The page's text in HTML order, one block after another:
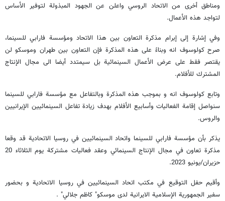
ومناطق أخرى من الاتحاد الروسي واعلن عن الجهود المبذولة لتوفير الأساس
لتواجد هذه الأعمال.
وفي إشارة إلى إبرام مذكرة التعاون بين هذا الاتحاد ومؤسسة فارابي للسينما،
صرح كولوسوف انه وبناءً على هذه المذكرة فإن التعاون بين طهران وموسكو لن
يقتصر فقط على عرض الأعمال السينمائية بل سيمتدد أيضا الى مجال الإنتاج
المشترك للأفلام.
وتابع كولوسوف انه و بموجب هذه المذكرة وبالتفاعل مع مؤسسة فارابي للسينما
سنواصل إقامة الفعاليات وأسابيع الأفلام بهدف زيادة تفاعل السينمائيين الإيرانيين
والروس.
يذكر بأن مؤسسة فارابي للسينما واتحاد السينمائيين في روسيا الاتحادية قد وقعا
مذكرة تعاون في مجال الإنتاج السينمائي وعقد فعاليات مشتركة يوم الثلاثاء 20
حزيران/يونيو 2023.
وأقيم حفل التوقيع في مكتب اتحاد السينمائيين في روسيا الاتحادية و بحضور
سفير الجمهورية الإسلامية الايرانية لدى موسكو" كاظم جلالي" .